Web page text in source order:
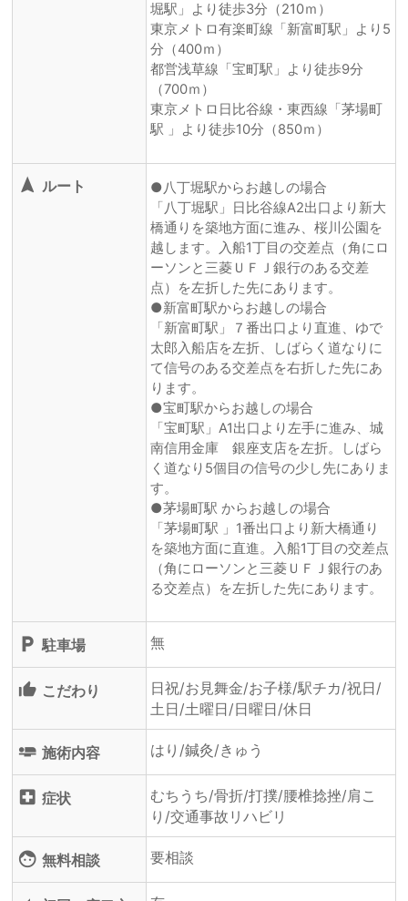
堀駅」より徒歩3分（210ｍ）
東京メトロ有楽町線「新富町駅」より5
分（400ｍ）
都営浅草線「宝町駅」より徒歩9分
（700ｍ）
東京メトロ日比谷線・東西線「茅場町
駅 」より徒歩10分（850ｍ）
navigation ルート
●八丁堀駅からお越しの場合
「八丁堀駅」日比谷線A2出口より新大
橋通りを築地方面に進み、桜川公園を
越します。入船1丁目の交差点（角にロ
ーソンと三菱ＵＦＪ銀行のある交差
点）を左折した先にあります。
●新富町駅からお越しの場合
「新富町駅」７番出口より直進、ゆで
太郎入船店を左折、しばらく道なりに
て信号のある交差点を右折した先にあ
ります。
●宝町駅からお越しの場合
「宝町駅」A1出口より左手に進み、城
南信用金庫 銀座支店を左折。しばら
く道なり5個目の信号の少し先にありま
す。
●茅場町駅 からお越しの場合
「茅場町駅 」1番出口より新大橋通り
を築地方面に直進。入船1丁目の交差点
（角にローソンと三菱ＵＦＪ銀行のあ
る交差点）を左折した先にあります。
local_parking 駐車場 無
thumb_up_alt こだわり
日祝/お見舞金/お子様/駅チカ/祝日/
土日/土曜日/日曜日/休日
airline_seat_flat 施術内容 はり/鍼灸/きゅう
local_hospital 症状
むちうち/骨折/打撲/腰椎捻挫/肩こ
り/交通事故リハビリ
face 無料相談 要相談